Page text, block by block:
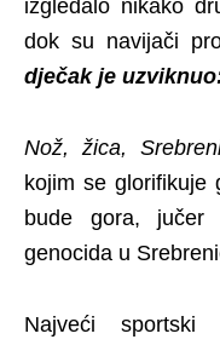
izgledalo nikako
dok su navijači
dječak je
Nož, žica,
kojim se glorifikuje
bude gora, jučer
genocida u
Najveći sportski